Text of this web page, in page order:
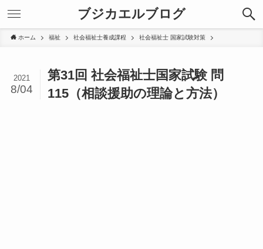
ブジカエルブログ
ホーム 福祉 社会福祉士養成課程 社会福祉士 国家試験対策
第31回 社会福祉士国家試験 問
115（相談援助の理論と方法）
2021
8/04